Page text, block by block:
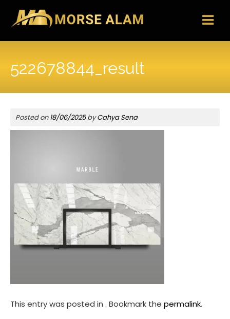
content
522678844_result
Posted on18/06/2025byCahya Sena
This entry was posted in . Bookmark the permalink.